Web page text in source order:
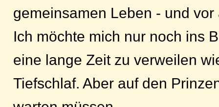
gemeinsamen Leben - und
Ich möchte mich nur noch ins
eine lange Zeit zu verweilen
Tiefschlaf. Aber auf den